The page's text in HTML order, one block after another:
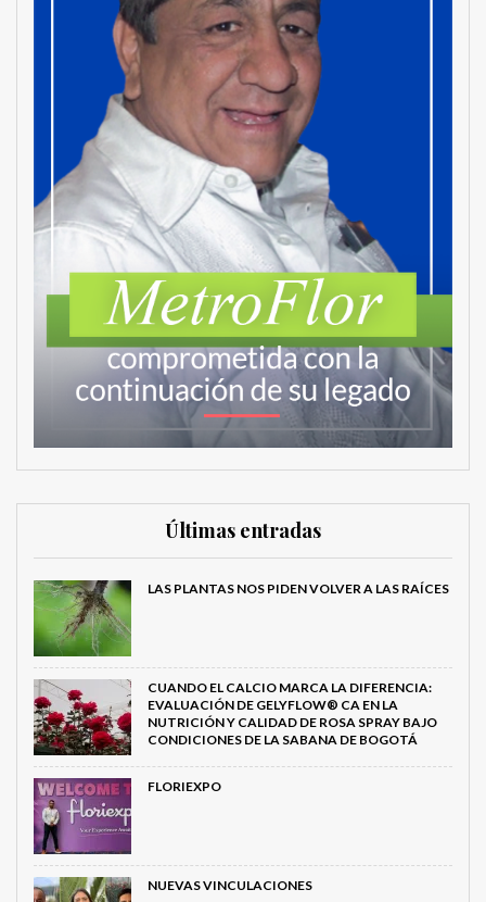
Últimas entradas
LAS PLANTAS NOS PIDEN VOLVER A LAS RAÍCES
CUANDO EL CALCIO MARCA LA DIFERENCIA:
EVALUACIÓN DE GELYFLOW® CA EN LA
NUTRICIÓN Y CALIDAD DE ROSA SPRAY BAJO
CONDICIONES DE LA SABANA DE BOGOTÁ
FLORIEXPO
NUEVAS VINCULACIONES